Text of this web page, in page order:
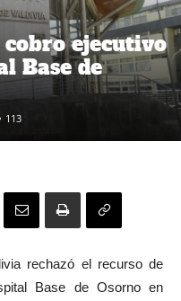
ejecutivo
Base de
113
rechazó el recurso de
Base de Osorno en